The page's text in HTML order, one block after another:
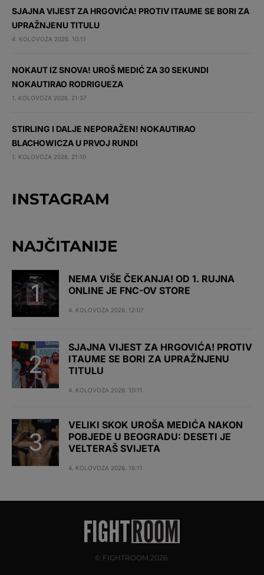
SJAJNA VIJEST ZA HRGOVIĆA! PROTIV ITAUME SE BORI ZA
UPRAŽNJENU TITULU
4. KOLOVOZA 2026. 10:11
NOKAUT IZ SNOVA! UROŠ MEDIĆ ZA 30 SEKUNDI
NOKAUTIRAO RODRIGUEZA
1. KOLOVOZA 2026. 21:37
STIRLING I DALJE NEPORAŽEN! NOKAUTIRAO
BLACHOWICZA U PRVOJ RUNDI
1. KOLOVOZA 2026. 21:10
INSTAGRAM
NAJČITANIJE
NEMA VIŠE ČEKANJA! OD 1. RUJNA
ONLINE JE FNC-OV STORE
4. KOLOVOZA 2026. 12:07
SJAJNA VIJEST ZA HRGOVIĆA! PROTIV
ITAUME SE BORI ZA UPRAŽNJENU
TITULU
4. KOLOVOZA 2026. 10:11
VELIKI SKOK UROŠA MEDIĆA NAKON
POBJEDE U BEOGRADU: DESETI JE
VELTERAŠ SVIJETA
4. KOLOVOZA 2026. 16:11
© FIGHTROOM 2026.